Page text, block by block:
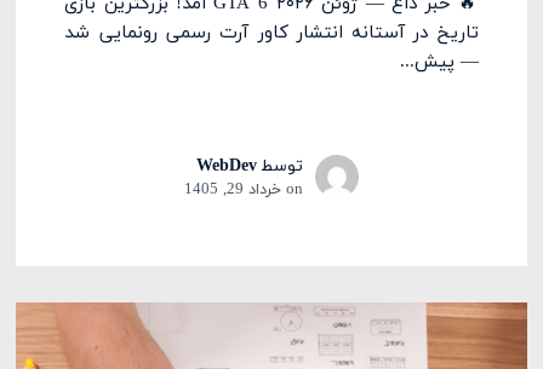
تاریخ در آستانه انتشار کاور آرت رسمی رونمایی شد
— پیش...
توسطWebDev
onخرداد 29, 1405